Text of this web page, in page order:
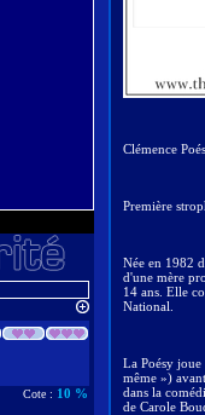
Cote : 10 %
Clémence
Première
Née en 1982
d'une mère
14 ans. Elle
National.
La Poésy
même »)
dans la
de Carole